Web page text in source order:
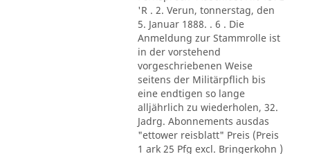
'R . 2. Verun, tonnerstag, den
5. Januar 1888. . 6 . Die
Anmeldung zur Stammrolle ist
in der vorstehend
vorgeschriebenen Weise
seitens der Militärpflich bis
eine endtigen so lange
alljährlich zu wiederholen, 32.
Jadrg. Abonnements ausdas
"ettower reisblatt" Preis (Preis
1 ark 25 Pfg excl. Bringerkohn )